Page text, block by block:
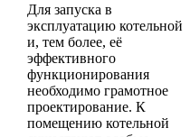
Для запуска в
эксплуатацию котельной
и, тем более, её
эффективного
функционирования
необходимо грамотное
проектирование. К
помещению котельной